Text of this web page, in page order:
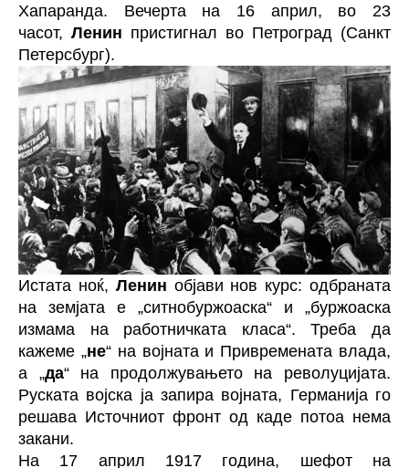
Хапаранда. Вечерта на 16 април, во 23
часот, Ленин пристигнал во Петроград (Санкт
Петерсбург).
Истата ноќ, Ленин објави нов курс: одбраната
на земјата е „ситнобуржоаска“ и „буржоаска
измама на работничката класа“. Треба да
кажеме „не“ на војната и Привремената влада,
а „да“ на продолжувањето на револуцијата.
Руската војска ја запира војната, Германија го
решава Источниот фронт од каде потоа нема
закани.
На 17 април 1917 година, шефот на